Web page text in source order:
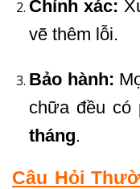
Chính xác:
vẽ thêm lỗi.
Bảo hành:
chữa đều có
tháng.
Câu Hỏi